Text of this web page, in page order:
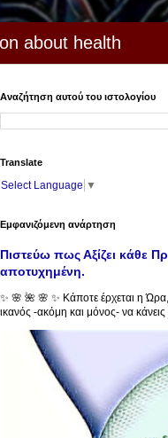
about health
Αναζήτηση αυτού του ιστολογίου
Translate
Select Language ▼
Εμφανιζόμενη ανάρτηση
Πιστεύω πως Αξίζει κάθε
αποτυχημένη.
✨ 🌸 🌺 🌸 ✨ Κάποτε έρχεται η Ώρα,
ικανός -ακόμη και μόνος- να κάνεις